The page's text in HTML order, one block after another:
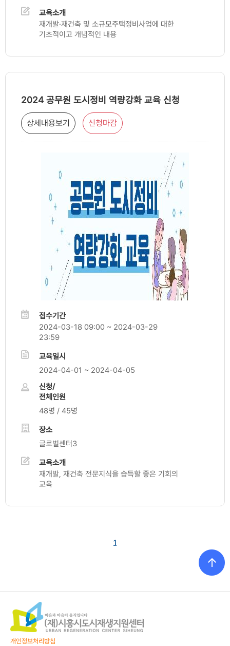
교육소개
재개발·재건축 및 소규모주택정비사업에 대한
기초적이고 개념적인 내용
2024 공무원 도시정비 역량강화 교육 신청
상세내용보기 신청마감
접수기간
2024-03-18 09:00 ~ 2024-03-29
23:59
교육일시
2024-04-01 ~ 2024-04-05
신청/
전체인원
48명 / 45명
장소
글로벌센터3
교육소개
재개발, 재건축 전문지식을 습득할 좋은 기회의
교육
1
개인정보처리방침